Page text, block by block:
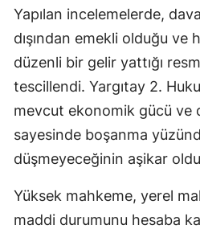
Yapılan incelemelerde,
dışından emekli olduğu ve
düzenli bir gelir yattığı
tescillendi. Yargıtay 2.
mevcut ekonomik gücü ve
sayesinde boşanma
düşmeyeceğinin aşikar
Yüksek mahkeme, yerel
maddi durumunu hesaba